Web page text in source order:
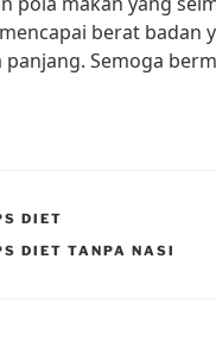
berat badan
panjang. Semoga
DIET
DIET TANPA NASI